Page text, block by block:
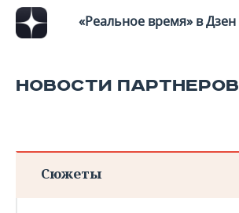
«Реальное время» в Дзен
НОВОСТИ ПАРТНЕРОВ
Сюжеты